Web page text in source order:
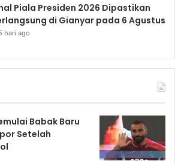
Piala Presiden 2026 Dipastikan
di Gianyar pada 6 Agustus
hari ago
Babak Baru
Setelah